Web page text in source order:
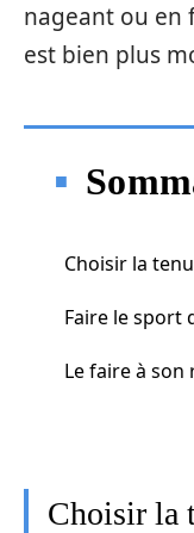
nageant ou en
est bien plus
Choisir la
Faire le sport
Le faire à son
Choisir la